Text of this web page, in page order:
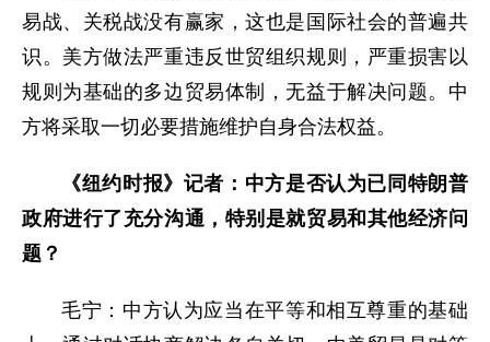
易战、关税战没有赢家，这也是国际社会的普遍共
识。美方做法严重违反世贸组织规则，严重损害以
规则为基础的多边贸易体制，无益于解决问题。中
方将采取一切必要措施维护自身合法权益。
《纽约时报》记者：中方是否认为已同特朗普
政府进行了充分沟通，特别是就贸易和其他经济问
题？
毛宁：中方认为应当在平等和相互尊重的基础